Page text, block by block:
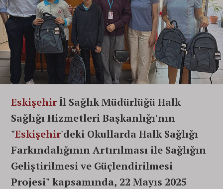
Eskişehirİl Sağlık Müdürlüğü Halk
Sağlığı Hizmetleri Başkanlığı'nın
"Eskişehir'deki Okullarda Halk Sağlığı
Farkındalığının Artırılması ile Sağlığın
Geliştirilmesi ve Güçlendirilmesi
Projesi" kapsamında, 22 Mayıs 2025